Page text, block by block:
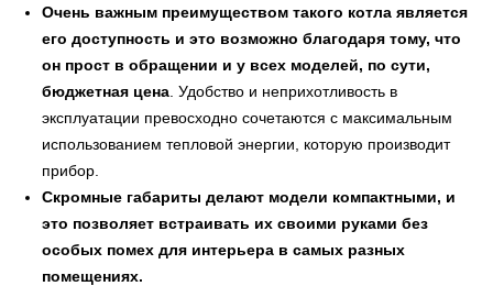
Очень важным преимуществом такого котла является
его доступность и это возможно благодаря тому, что
он прост в обращении и у всех моделей, по сути,
бюджетная цена . Удобство и неприхотливость в
эксплуатации превосходно сочетаются с максимальным
использованием тепловой энергии, которую производит
прибор.
Скромные габариты делают модели компактными, и
это позволяет встраивать их своими руками без
особых помех для интерьера в самых разных
помещениях.